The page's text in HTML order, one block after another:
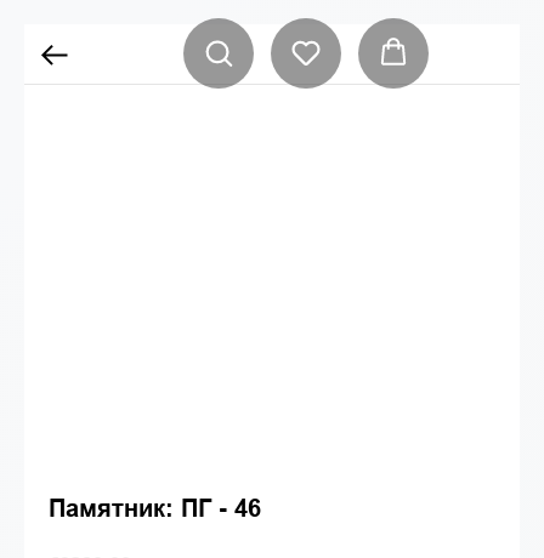
Памятник: ПГ - 46